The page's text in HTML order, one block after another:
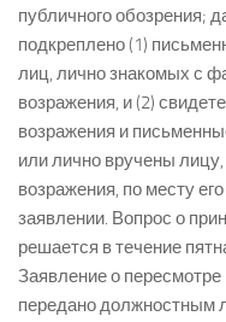
публичного обозрения;
подкреплено (1)
лиц, лично знакомых с
возражения, и (2)
возражения и
или лично вручены
возражения, по месту
заявлении. Вопрос о
решается в течение
Заявление о
передано должностным